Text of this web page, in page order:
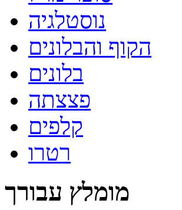
נוסטלגיה
הקוף והבלונים
בלונים
פצצתה
קלפים
רטרו
מומלץ עבורך